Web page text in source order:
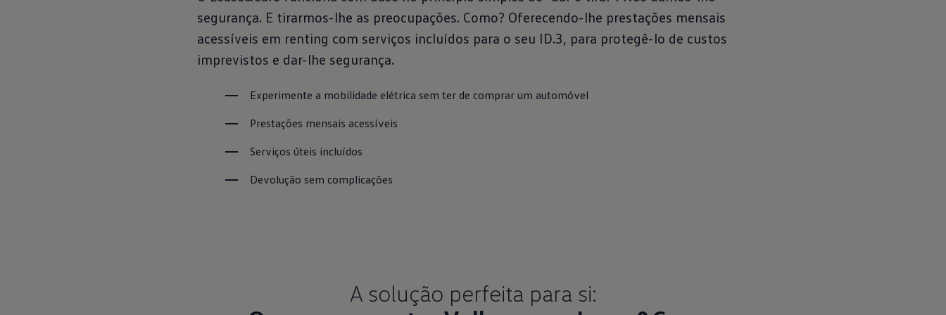
segurança. E tirarmos-lhe as preocupações. Como? Oferecendo-lhe prestações mensais
acessíveis em renting com serviços incluídos para o seu ID.3, para protegê-lo de custos
imprevistos e dar-lhe segurança.
Experimente a mobilidade elétrica sem ter de comprar um automóvel
Prestações mensais acessíveis
Serviços úteis incluídos
Devolução sem complicações